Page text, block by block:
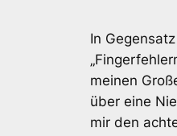
In
meinen
über eine
mir den